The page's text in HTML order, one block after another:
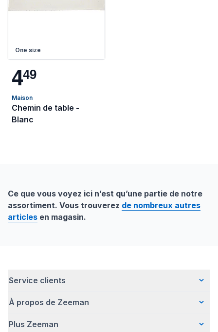
One size
449
Maison
Chemin de table -
Blanc
Ce que vous voyez ici n’est qu’une partie de notre
assortiment. Vous trouverez de nombreux autres
articles en magasin.
Service clients
Questions fréquentes
Livraison
À propos de Zeeman
Qui sommes-nous ?
Plus Zeeman